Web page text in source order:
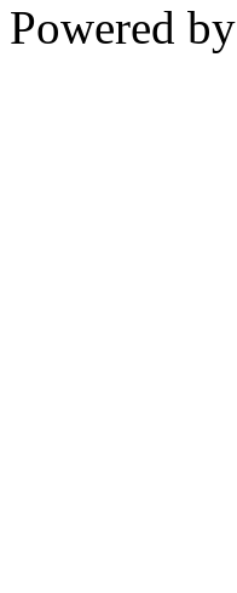
Powered by